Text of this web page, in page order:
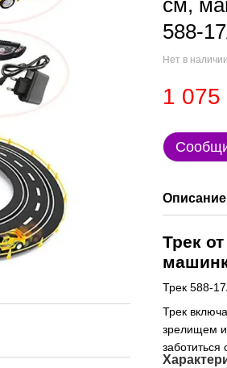
см,
588-
Нет в наличии
1 075
Описание
Трек
Трек 588-
Трек
зрелищем и
заботиться